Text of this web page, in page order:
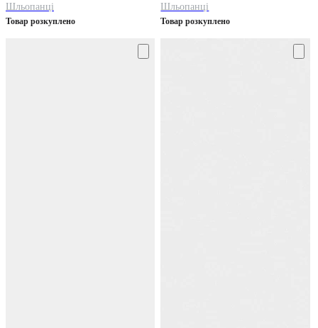
Шльопанці
Товар розкуплено
Шльопанці
Товар розкуплено